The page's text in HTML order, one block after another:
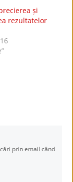
și
rezultatelor
prin email când